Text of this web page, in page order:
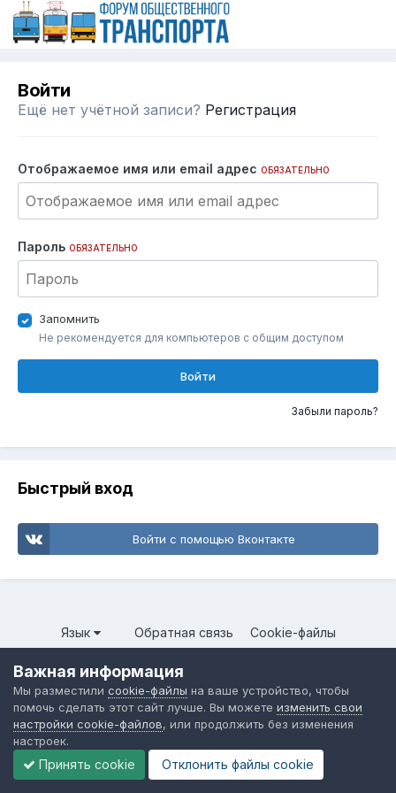
Войти
Ещё нет учётной записи? Регистрация
Отображаемое имя или email адрес ОБЯЗАТЕЛЬНО
Пароль ОБЯЗАТЕЛЬНО
Запомнить
Не рекомендуется для компьютеров с общим доступом
Войти
Забыли пароль?
Быстрый вход
Войти с помощью Вконтакте
Язык Обратная связь Cookie-файлы
Powered by Invision Community
Важная информация
Мы разместили cookie-файлы на ваше устройство, чтобы
помочь сделать этот сайт лучше. Вы можете изменить свои
настройки cookie-файлов, или продолжить без изменения
настроек.
Принять cookie Отклонить файлы сookie